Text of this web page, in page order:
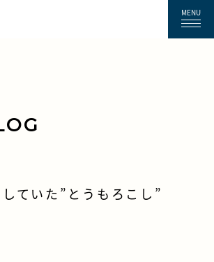
MENU
ていた”とうもろこし”